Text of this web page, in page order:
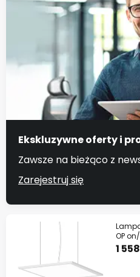
Ekskluzywne oferty i
Zawsze na bieżąco z
Zarejestruj się
OP
1